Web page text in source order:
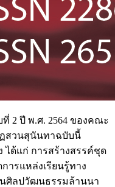
ปี พ.ศ. 2564 ของคณะ
สวนสุนันทาฉบับนี้
ได้แก่ การสร้างสรรค์ชุด
ารแหล่งเรียนรู้ทาง
ศิลปวัฒนธรรมล้านนา